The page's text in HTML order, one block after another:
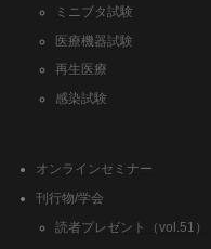
ミニブタ試験
医療機器試験
再生医療
感染試験
オンラインセミナー
刊行物/学会
読者プレゼント（vol.51）